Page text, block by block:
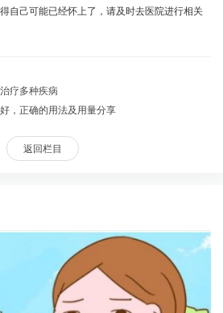
自己可能已经怀上了，请及时去医院进行相关
疗多种疾病
，正确的用法及用量分享
返回栏目